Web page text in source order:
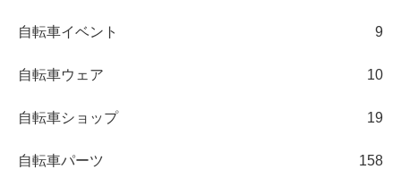
自転車イベント 9
自転車ウェア 10
自転車ショップ 19
自転車パーツ 158